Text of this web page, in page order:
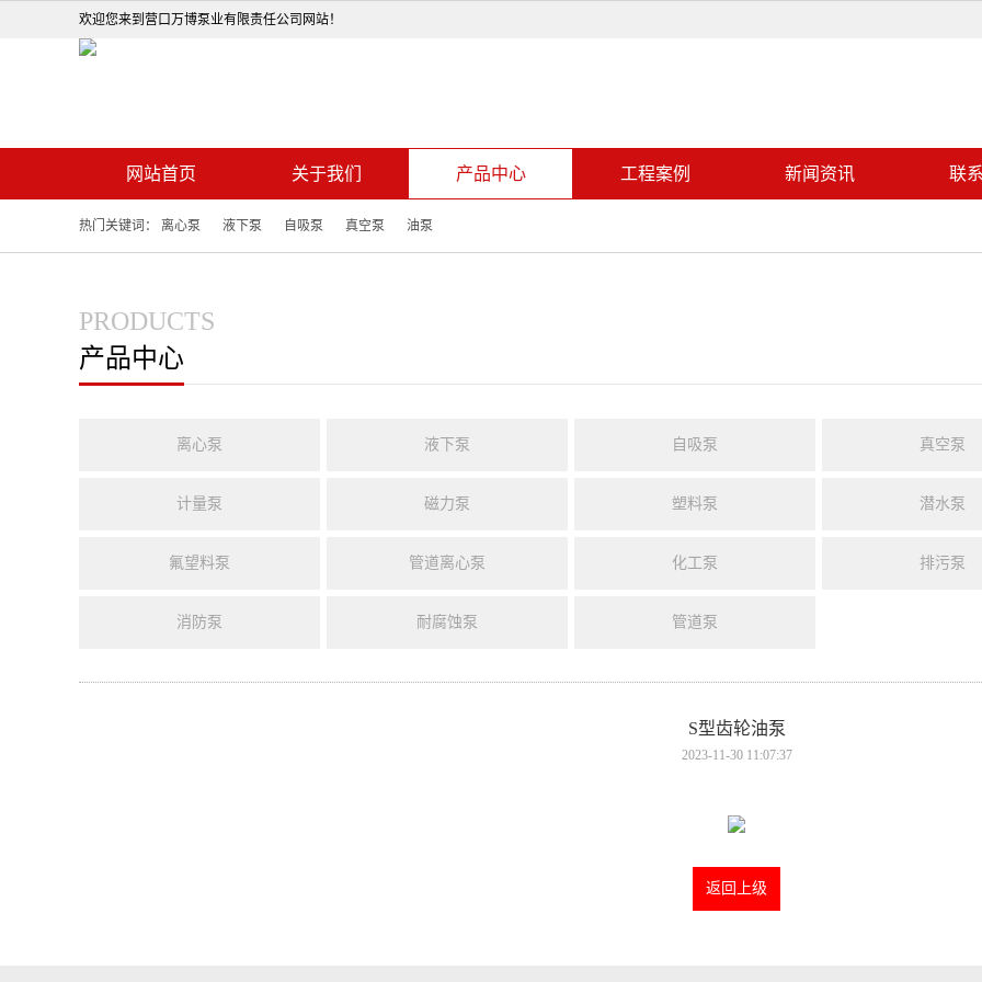
欢迎您来到营口万博泵业有限责任公司网站！
网站首页 关于我们 产品中心 工程案例 新闻资讯 联
热门关键词： 离心泵 液下泵 自吸泵 真空泵 油泵
PRODUCTS
产品中心
离心泵 液下泵 自吸泵 真空泵
计量泵 磁力泵 塑料泵 潜水泵
氟望料泵 管道离心泵 化工泵 排污泵
消防泵 耐腐蚀泵 管道泵
S型齿轮油泵
2023-11-30 11:07:37
返回上级